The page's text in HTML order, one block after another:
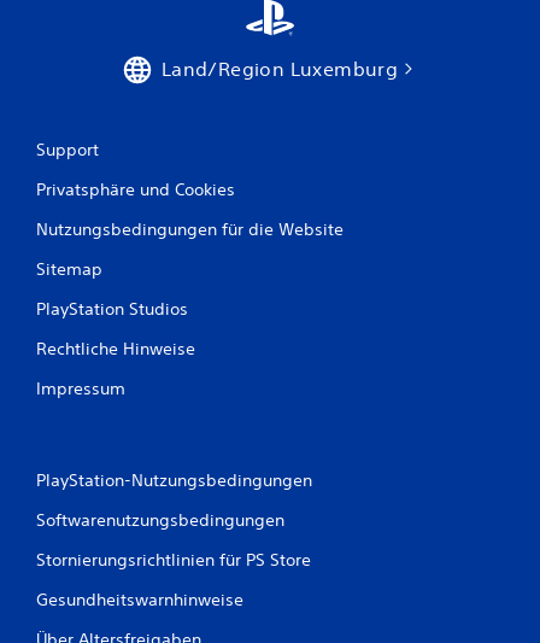
Land/Region Luxemburg
Support
Privatsphäre und Cookies
Nutzungsbedingungen für die Website
Sitemap
PlayStation Studios
Rechtliche Hinweise
Impressum
PlayStation-Nutzungsbedingungen
Softwarenutzungsbedingungen
Stornierungsrichtlinien für PS Store
Gesundheitswarnhinweise